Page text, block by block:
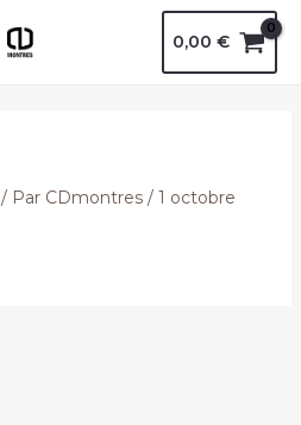
0,00€
/ Par CDmontres / 1 octobre